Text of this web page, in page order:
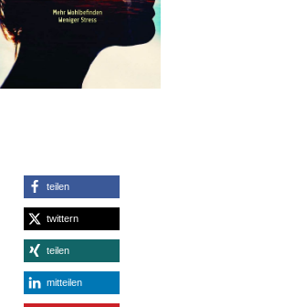
teilen
twittern
teilen
mitteilen